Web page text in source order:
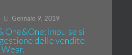
Gennaio 9, 2019
One&One: Impulse si
delle vendite